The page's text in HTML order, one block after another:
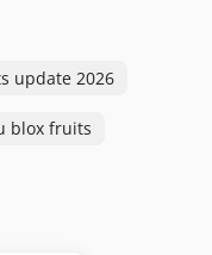
update 2026
blox fruits